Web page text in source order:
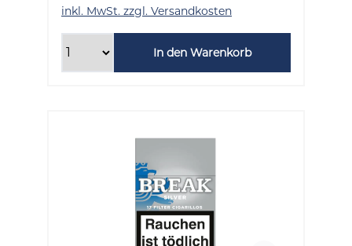
inkl. MwSt. zzgl. Versandkosten
In den Warenkorb